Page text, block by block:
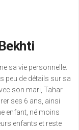
sa vie personnelle.
peu de détails sur sa
son mari, Tahar
ses 6 ans, ainsi
enfant, né moins
enfants et reste